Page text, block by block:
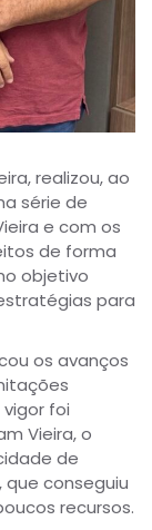
realizou, ao
série de
e com os
de forma
objetivo
para
os avanços
foi
Vieira, o
de
conseguiu
recursos.